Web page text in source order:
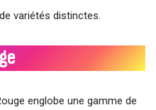
variétés distinctes.
englobe une gamme de